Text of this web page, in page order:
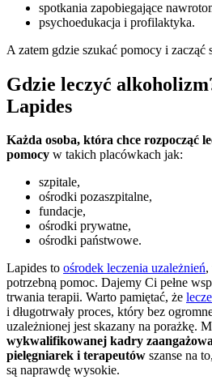
spotkania zapobiegające
psychoedukacja i profilaktyka.
A zatem gdzie szukać pomocy i
Gdzie leczyć
Lapides
Każda osoba, która chce rozpocząć
pomocy w takich placówkach jak:
szpitale,
ośrodki pozaszpitalne,
fundacje,
ośrodki prywatne,
ośrodki państwowe.
Lapides to ośrodek leczenia uzależnień,
potrzebną pomoc. Dajemy Ci pełne
trwania terapii. Warto pamiętać, że
i długotrwały proces, który bez
uzależnionej jest skazany na porażkę.
wykwalifikowanej kadry
pielęgniarek i terapeutów szanse na
są naprawdę wysokie.